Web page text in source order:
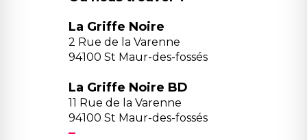
La Griffe Noire
2 Rue de la Varenne
94100 St Maur-des-fossés
La Griffe Noire BD
11 Rue de la Varenne
94100 St Maur-des-fossés